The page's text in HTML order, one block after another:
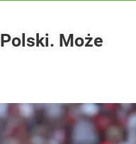
Może